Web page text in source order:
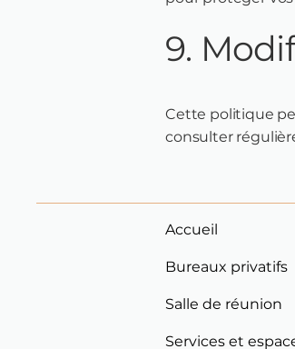
9.
Cette politique
consulter
Accueil
Bureaux privatifs
Salle de réunion
Services et